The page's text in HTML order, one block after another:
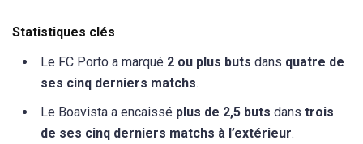
Statistiques clés
Le FC Porto a marqué 2 ou plus buts dans quatre de
ses cinq derniers matchs.
Le Boavista a encaissé plus de 2,5 buts dans trois
de ses cinq derniers matchs à l’extérieur.